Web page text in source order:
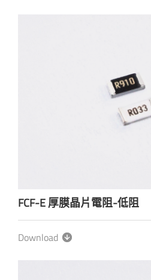
FCF-E 厚膜晶片電阻-低阻
Download